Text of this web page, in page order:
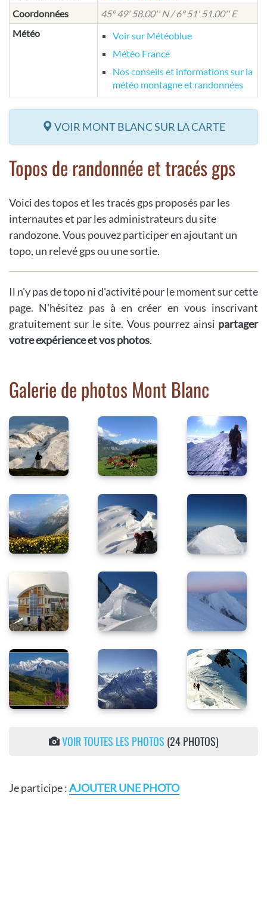
Coordonnées
45° 49' 58.00'' N / 6° 51' 51.00'' E
Météo
Voir sur Météoblue
Météo France
Nos conseils et informations sur la
météo montagne et randonnées
VOIR MONT BLANC SUR LA CARTE
Topos de randonnée et tracés gps
Voici des topos et les tracés gps proposés par les
internautes et par les administrateurs du site
randozone. Vous pouvez participer en ajoutant un
topo, un relevé gps ou une sortie.
Il n'y pas de topo ni d'activité pour le moment sur cette
page. N'hésitez pas à en créer en vous inscrivant
gratuitement sur le site. Vous pourrez ainsi partager
votre expérience et vos photos.
Galerie de photos Mont Blanc
VOIR TOUTES LES PHOTOS (24 PHOTOS)
Je participe :AJOUTER UNE PHOTO